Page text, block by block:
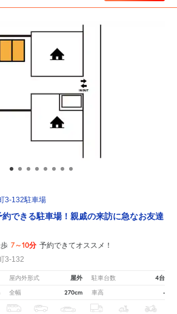
3-132駐車場
できる駐車場！親戚の来訪に急なお友達
7～10分 予約できてオススメ！
3-132
屋内外形式 屋外 駐車台数 4台
全幅 270cm 車高 -